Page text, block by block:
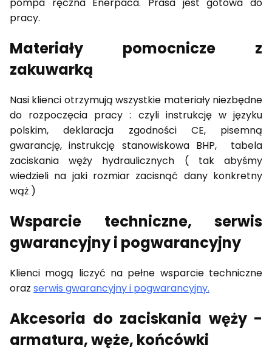
pompa ręczna Enerpaca. Prasa jest gotowa do
pracy.
Materiały pomocnicze z
zakuwarką
Nasi klienci otrzymują wszystkie materiały niezbędne
do rozpoczęcia pracy : czyli instrukcję w języku
polskim, deklaracja zgodności CE, pisemną
gwarancję, instrukcję stanowiskowa BHP, tabela
zaciskania węży hydraulicznych ( tak abyśmy
wiedzieli na jaki rozmiar zacisnąć dany konkretny
wąż )
Wsparcie techniczne, serwis
gwarancyjny i pogwarancyjny
Klienci mogą liczyć na pełne wsparcie techniczne
oraz serwis gwarancyjny i pogwarancyjny.
Akcesoria do zaciskania węży -
armatura, węże, końcówki